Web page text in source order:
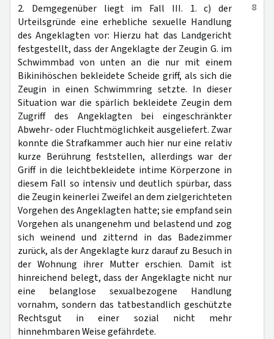
8
2. Demgegenüber liegt im Fall III. 1. c) der
Urteilsgründe eine erhebliche sexuelle Handlung
des Angeklagten vor: Hierzu hat das Landgericht
festgestellt, dass der Angeklagte der Zeugin G. im
Schwimmbad von unten an die nur mit einem
Bikinihöschen bekleidete Scheide griff, als sich die
Zeugin in einen Schwimmring setzte. In dieser
Situation war die spärlich bekleidete Zeugin dem
Zugriff des Angeklagten bei eingeschränkter
Abwehr- oder Fluchtmöglichkeit ausgeliefert. Zwar
konnte die Strafkammer auch hier nur eine relativ
kurze Berührung feststellen, allerdings war der
Griff in die leichtbekleidete intime Körperzone in
diesem Fall so intensiv und deutlich spürbar, dass
die Zeugin keinerlei Zweifel an dem zielgerichteten
Vorgehen des Angeklagten hatte; sie empfand sein
Vorgehen als unangenehm und belastend und zog
sich weinend und zitternd in das Badezimmer
zurück, als der Angeklagte kurz darauf zu Besuch in
der Wohnung ihrer Mutter erschien. Damit ist
hinreichend belegt, dass der Angeklagte nicht nur
eine belanglose sexualbezogene Handlung
vornahm, sondern das tatbestandlich geschützte
Rechtsgut in einer sozial nicht mehr
hinnehmbaren Weise gefährdete.